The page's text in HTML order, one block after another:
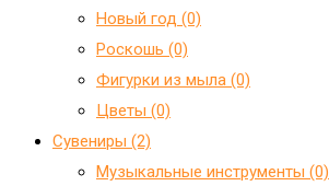
Новый год (0)
Роскошь (0)
Фигурки из мыла (0)
Цветы (0)
Сувениры (2)
Mузыкальные инструменты (0)